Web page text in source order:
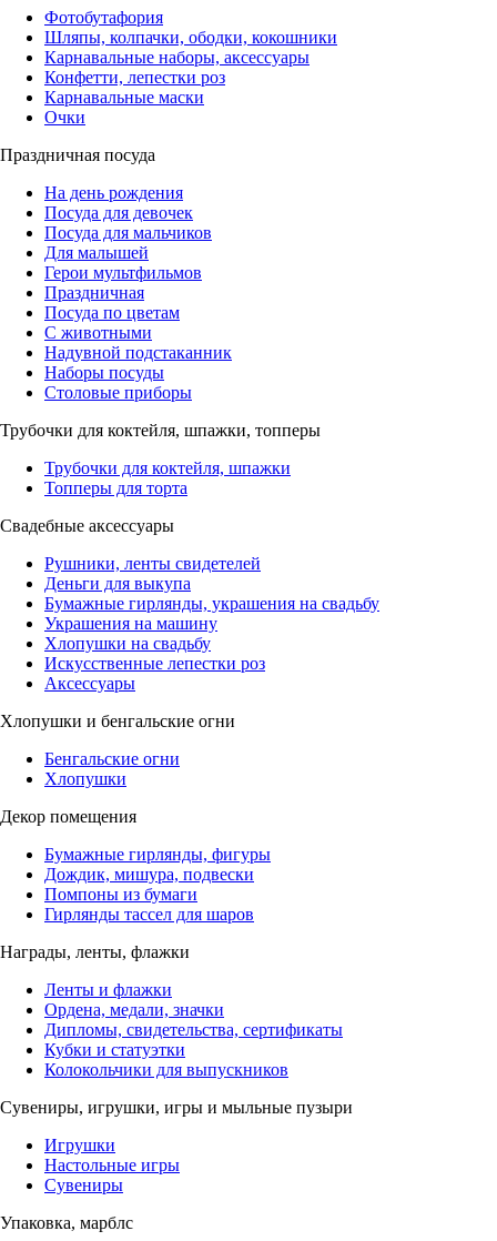
Фотобутафория
Шляпы, колпачки, ободки, кокошники
Карнавальные наборы, аксессуары
Конфетти, лепестки роз
Карнавальные маски
Очки
Праздничная посуда
На день рождения
Посуда для девочек
Посуда для мальчиков
Для малышей
Герои мультфильмов
Праздничная
Посуда по цветам
С животными
Надувной подстаканник
Наборы посуды
Столовые приборы
Трубочки для коктейля, шпажки, топперы
Трубочки для коктейля, шпажки
Топперы для торта
Свадебные аксессуары
Рушники, ленты свидетелей
Деньги для выкупа
Бумажные гирлянды, украшения на свадьбу
Украшения на машину
Хлопушки на свадьбу
Искусственные лепестки роз
Аксессуары
Хлопушки и бенгальские огни
Бенгальские огни
Хлопушки
Декор помещения
Бумажные гирлянды, фигуры
Дождик, мишура, подвески
Помпоны из бумаги
Гирлянды тассел для шаров
Награды, ленты, флажки
Ленты и флажки
Ордена, медали, значки
Дипломы, свидетельства, сертификаты
Кубки и статуэтки
Колокольчики для выпускников
Сувениры, игрушки, игры и мыльные пузыри
Игрушки
Настольные игры
Сувениры
Упаковка, марблс